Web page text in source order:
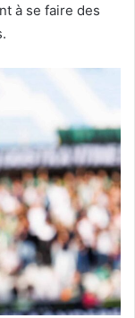
à se faire des